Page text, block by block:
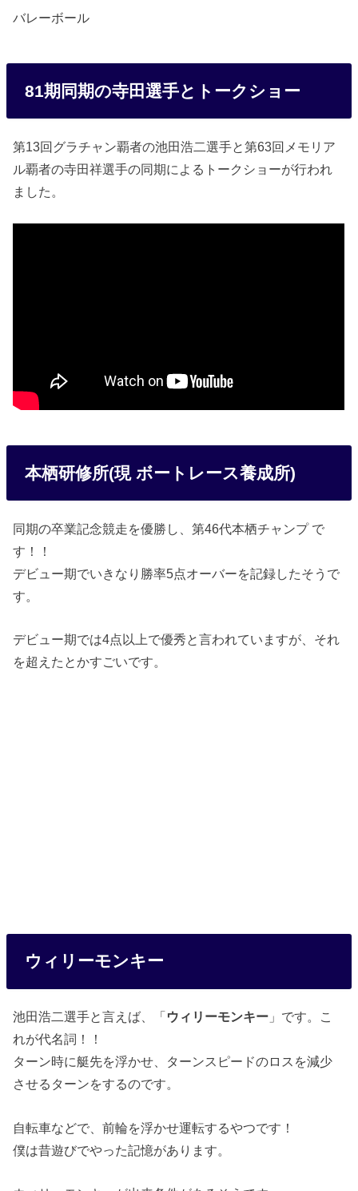
バレーボール
81期同期の寺田選手とトークショー
第13回グラチャン覇者の池田浩二選手と第63回メモリア
ル覇者の寺田祥選手の同期によるトークショーが行われ
ました。
本栖研修所(現 ボートレース養成所)
同期の卒業記念競走を優勝し、第46代本栖チャンプ で
す！！
デビュー期でいきなり勝率5点オーバーを記録したそうで
す。
デビュー期では4点以上で優秀と言われていますが、それ
を超えたとかすごいです。
ウィリーモンキー
池田浩二選手と言えば、「 ウィリーモンキー 」です。こ
れが代名詞！！
ターン時に艇先を浮かせ、ターンスピードのロスを減少
させるターンをするのです。
自転車などで、前輪を浮かせ運転するやつです！
僕は昔遊びでやった記憶があります。